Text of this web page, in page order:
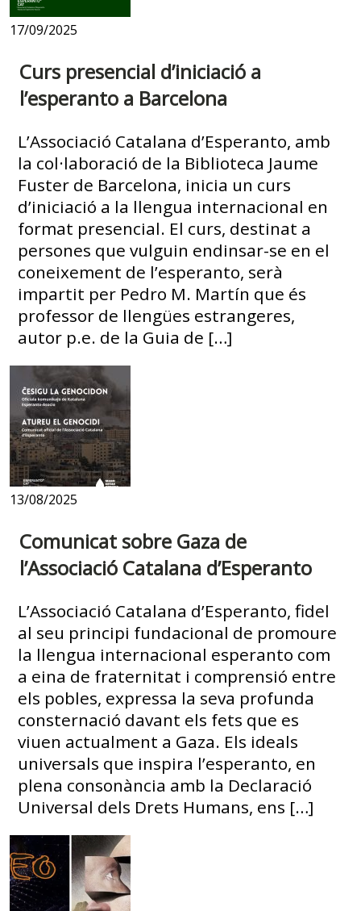
17/09/2025
Curs presencial d’iniciació a
l’esperanto a Barcelona
L’Associació Catalana d’Esperanto, amb
la col·laboració de la Biblioteca Jaume
Fuster de Barcelona, inicia un curs
d’iniciació a la llengua internacional en
format presencial. El curs, destinat a
persones que vulguin endinsar-se en el
coneixement de l’esperanto, serà
impartit per Pedro M. Martín que és
professor de llengües estrangeres,
autor p.e. de la Guia de […]
13/08/2025
Comunicat sobre Gaza de
l’Associació Catalana d’Esperanto
L’Associació Catalana d’Esperanto, fidel
al seu principi fundacional de promoure
la llengua internacional esperanto com
a eina de fraternitat i comprensió entre
els pobles, expressa la seva profunda
consternació davant els fets que es
viuen actualment a Gaza. Els ideals
universals que inspira l’esperanto, en
plena consonància amb la Declaració
Universal dels Drets Humans, ens […]